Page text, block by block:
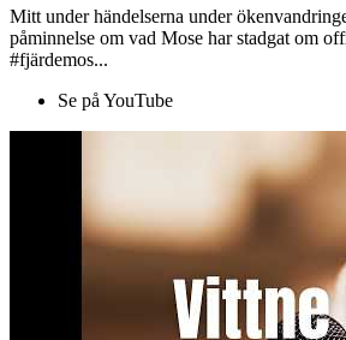
Mitt under händelserna under
påminnelse om vad Mose har stadgat om
#fjärdemos...
Se på YouTube